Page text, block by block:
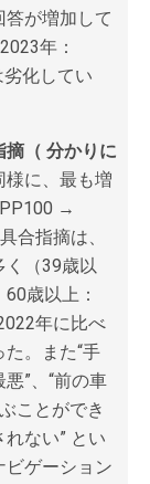
が増加して
年：
化してい
（ 分かりに
様に、最も増
→
合指摘は、
く（39歳以
歳以上：
年に比べ
。また“手
”、“前の車
ことができ
ない” とい
ビゲーション